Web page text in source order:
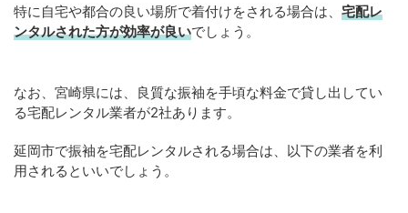
特に自宅や都合の良い場所で着付けをされる場合は、 宅配レ
ンタルされた方が効率が良いでしょう。
なお、宮崎県には、良質な振袖を手頃な料金で貸し出してい
る宅配レンタル業者が2社あります。
延岡市で振袖を宅配レンタルされる場合は、以下の業者を利
用されるといいでしょう。